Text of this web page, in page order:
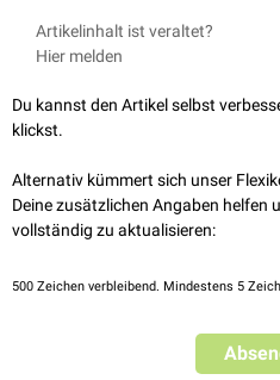
Artikelinhalt ist veraltet?
Hier melden
Du kannst den Artikel selbst
klickst.
Alternativ kümmert sich unser
Deine zusätzlichen Angaben helfen
vollständig zu aktualisieren:
500 Zeichen verbleibend. Mindestens 5